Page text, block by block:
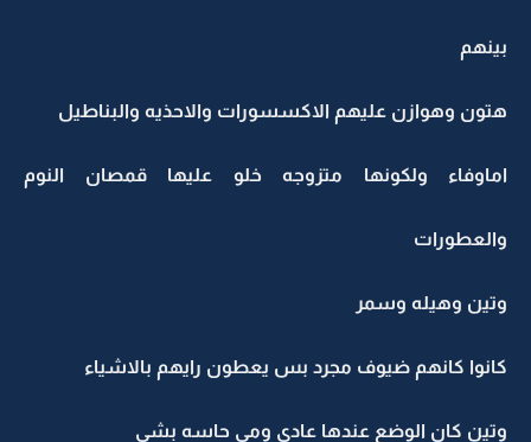
بينهم
هتون وهوازن عليهم الاكسسورات والاحذيه والبناطيل
اماوفاء ولكونها متزوجه خلو عليها قمصان النوم
والعطورات
وتين وهيله وسمر
كانوا كانهم ضيوف مجرد بس يعطون رايهم بالاشياء
وتين كان الوضع عندها عادي ومي حاسه بشي